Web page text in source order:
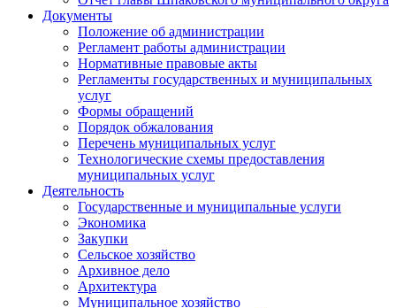
Документы
Положение об администрации
Регламент работы администрации
Нормативные правовые акты
Регламенты государственных и муниципальных
услуг
Формы обращений
Порядок обжалования
Перечень муниципальных услуг
Технологические схемы предоставления
муниципальных услуг
Деятельность
Государственные и муниципальные услуги
Экономика
Закупки
Сельское хозяйство
Архивное дело
Архитектура
Муниципальное хозяйство